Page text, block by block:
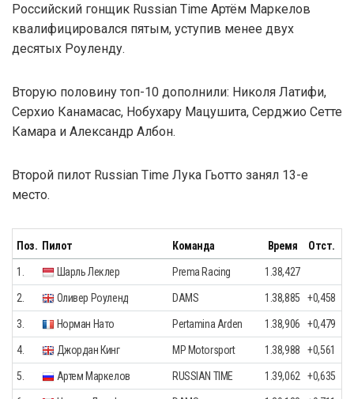
Российский гонщик Russian Time Артём Маркелов
квалифицировался пятым, уступив менее двух
десятых Роуленду.
Вторую половину топ-10 дополнили: Николя Латифи,
Серхио Канамасас, Нобухару Мацушита, Серджио Сетте
Камара и Александр Албон.
Второй пилот Russian Time Лука Гьотто занял 13-е
место.
Поз. Пилот Команда Время Отст.
1. Шарль Леклер Prema Racing 1.38,427
2. Оливер Роуленд DAMS 1.38,885 +0,458
3. Норман Нато Pertamina Arden 1.38,906 +0,479
4. Джордан Кинг MP Motorsport 1.38,988 +0,561
5. Артем Маркелов RUSSIAN TIME 1.39,062 +0,635